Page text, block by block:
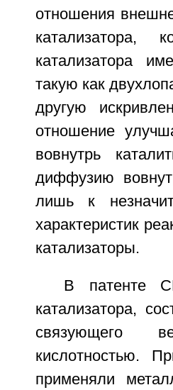
отношения
катализатора,
катализатора
такую как
другую
отношение
вовнутрь
диффузию
лишь к
характеристик
катализаторы.
В патенте
катализатора,
связующего
кислотностью.
применяли